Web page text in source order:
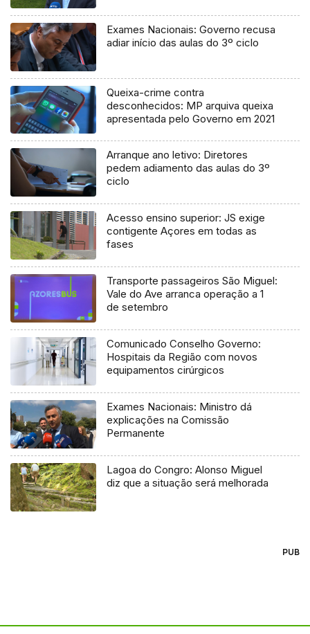
Exames Nacionais: Governo recusa
adiar início das aulas do 3º ciclo
Queixa-crime contra
desconhecidos: MP arquiva queixa
apresentada pelo Governo em 2021
Arranque ano letivo: Diretores
pedem adiamento das aulas do 3º
ciclo
Acesso ensino superior: JS exige
contigente Açores em todas as
fases
Transporte passageiros São Miguel:
Vale do Ave arranca operação a 1
de setembro
Comunicado Conselho Governo:
Hospitais da Região com novos
equipamentos cirúrgicos
Exames Nacionais: Ministro dá
explicações na Comissão
Permanente
Lagoa do Congro: Alonso Miguel
diz que a situação será melhorada
PUB